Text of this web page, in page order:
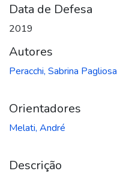
Data de Defesa
2019
Autores
Peracchi, Sabrina Pagliosa
Orientadores
Melati, André
Descrição